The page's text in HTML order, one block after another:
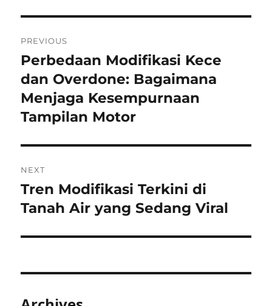
navigation
PREVIOUS
Previous
post:
Perbedaan Modifikasi Kece
dan Overdone: Bagaimana
Menjaga Kesempurnaan
Tampilan Motor
NEXT
Next
post:
Tren Modifikasi Terkini di
Tanah Air yang Sedang Viral